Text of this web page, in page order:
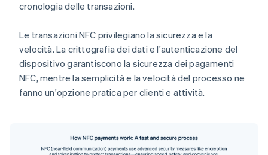
cronologia delle transazioni.
Le transazioni NFC privilegiano la sicurezza e la
velocità. La crittografia dei dati e l'autenticazione del
dispositivo garantiscono la sicurezza dei pagamenti
NFC, mentre la semplicità e la velocità del processo ne
fanno un'opzione pratica per clienti e attività.